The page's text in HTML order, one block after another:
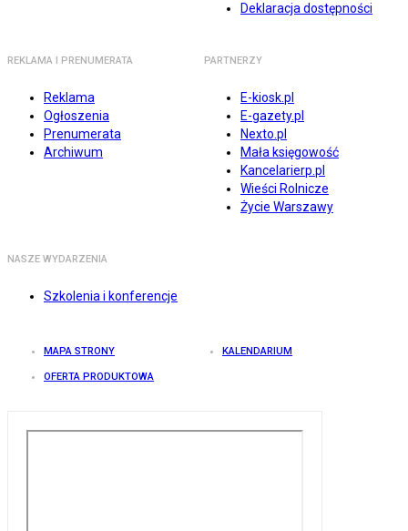
Deklaracja dostępności
REKLAMA I PRENUMERATA
Reklama
Ogłoszenia
Prenumerata
Archiwum
PARTNERZY
E-kiosk.pl
E-gazety.pl
Nexto.pl
Mała księgowość
Kancelarierp.pl
Wieści Rolnicze
Życie Warszawy
NASZE WYDARZENIA
Szkolenia i konferencje
MAPA STRONY KALENDARIUM
OFERTA PRODUKTOWA